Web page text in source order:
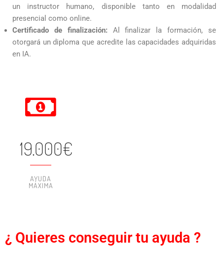
un instructor humano, disponible tanto en modalidad
presencial como online.
Certificado de finalización: Al finalizar la formación, se
otorgará un diploma que acredite las capacidades adquiridas
en IA.
19.000€
AYUDA
MÁXIMA
¿ Quieres conseguir tu ayuda ?